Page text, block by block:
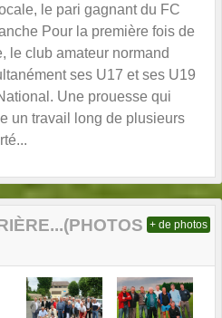
le pari gagnant du FC
Pour la première fois de
le club amateur normand
ses U17 et ses U19
Une prouesse qui
un travail long de plusieurs
+ de photos